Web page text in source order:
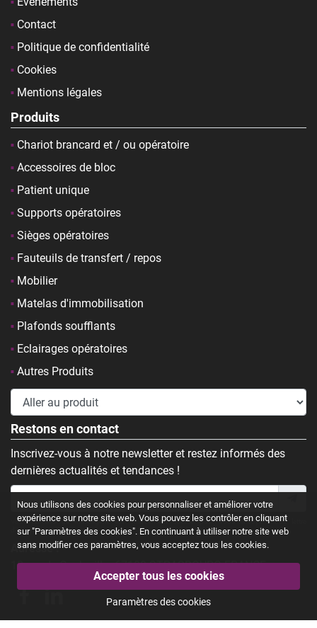
Contact
Politique de confidentialité
Cookies
Mentions légales
Produits
Chariot brancard et / ou opératoire
Accessoires de bloc
Patient unique
Supports opératoires
Sièges opératoires
Fauteuils de transfert / repos
Mobilier
Matelas d'immobilisation
Plafonds soufflants
Eclairages opératoires
Autres Produits
Restons en contact
Inscrivez-vous à notre newsletter et restez informés des
dernières actualités et tendances !
Votre adresse de messagerie est uniquement utilisée pour vous envoyer notre lettre
d'information. En savoir plus sur notrePolitique de confidentialité.
Adresse :
13 rue de Guebwiller 67100 STRASBOURG FRANCE
Nous utilisons des cookies pour personnaliser et améliorer votre
expérience sur notre site web. Vous pouvez les contrôler en cliquant
sur "Paramètres des cookies". En continuant à utiliser notre site web
sans modifier ces paramètres, vous acceptez tous les cookies.
Paramètres des cookies